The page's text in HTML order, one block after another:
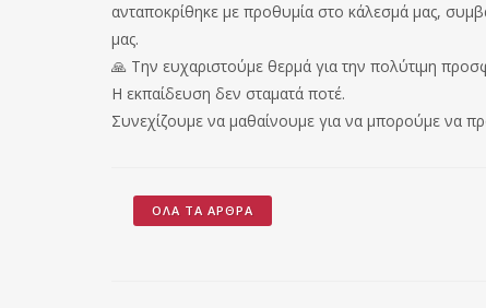
ανταποκρίθηκε με προθυμία στο κάλεσμά μας,
μας.
🙏 Την ευχαριστούμε θερμά για την πολύτιμη
Η εκπαίδευση δεν σταματά ποτέ.
Συνεχίζουμε να μαθαίνουμε για να μπορούμε να
ΌΛΑ ΤΑ ΆΡΘΡΑ